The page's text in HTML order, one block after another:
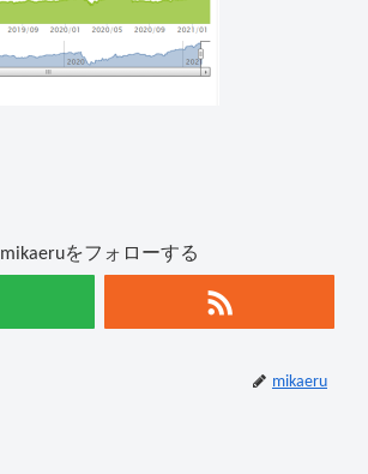
mikaeruをフォローする
mikaeru